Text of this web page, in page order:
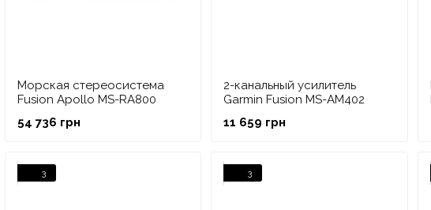
Морская стереосистема
Fusion Apollo MS-RA800
54 736 грн
2-канальный усилитель
Garmin Fusion MS-AM402
11 659 грн
3 3